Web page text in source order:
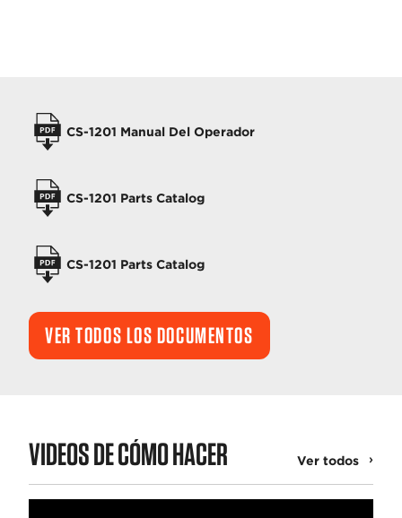
MANUALES
CS-1201 Manual Del Operador
CS-1201 Parts Catalog
CS-1201 Parts Catalog
VER TODOS LOS DOCUMENTOS
VIDEOS DE CÓMO HACER Ver todos